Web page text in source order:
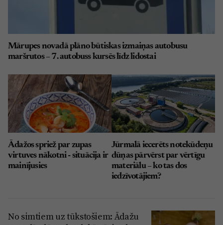
Mārupes novadā plāno būtiskas izmaiņas autobusu
maršrutos – 7. autobuss kursēs līdz lidostai
Ādažos spriež par zupas
virtuves nākotni - situācija ir
mainījusies
Jūrmalā iecerēts notekūdeņu
dūņas pārvērst par vērtīgu
materiālu – ko tas dos
iedzīvotājiem?
No simtiem uz tūkstošiem: Ādažu